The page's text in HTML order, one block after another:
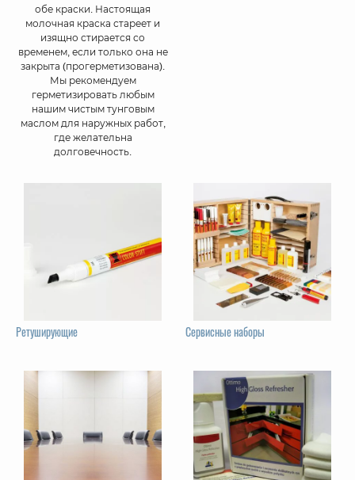
обе краски. Настоящая
молочная краска стареет и
изящно стирается со
временем, если только она не
закрыта (прогерметизована).
Мы рекомендуем
герметизировать любым
нашим чистым тунговым
маслом для наружных работ,
где желательна
долговечность.
Ретуширующие Сервисные наборы